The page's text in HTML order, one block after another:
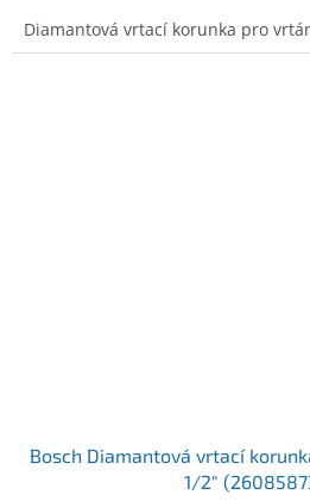
Diamantová vrtací korunka pro
Bosch Diamantová vrtací
1/2"